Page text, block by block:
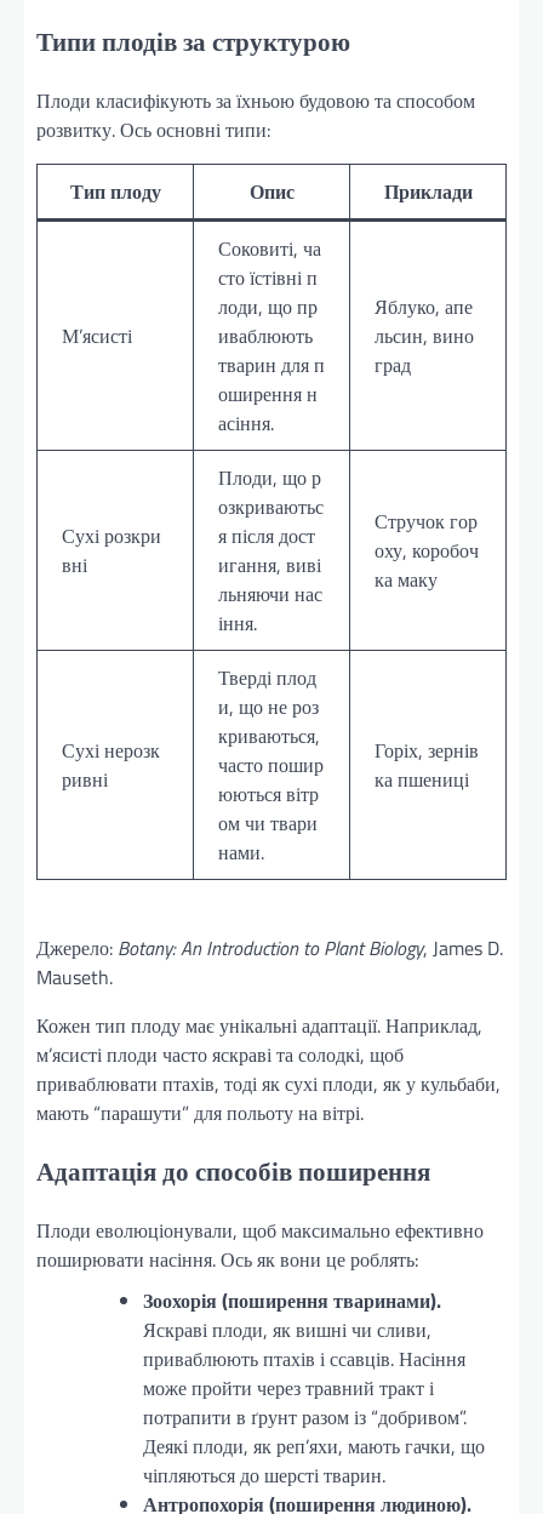
Типи плодів за структурою
Плоди класифікують за їхньою будовою та способом
розвитку. Ось основні типи:
Тип плоду Опис Приклади
М’ясисті
Соковиті, ча
сто їстівні п
лоди, що пр
иваблюють
тварин для п
оширення н
асіння.
Яблуко, апе
льсин, вино
град
Сухі розкри
вні
Плоди, що р
озкриваютьс
я після дост
игання, виві
льняючи нас
іння.
Стручок гор
оху, коробоч
ка маку
Сухі нерозк
ривні
Тверді плод
и, що не роз
криваються,
часто пошир
юються вітр
ом чи твари
нами.
Горіх, зернів
ка пшениці
Джерело: Botany: An Introduction to Plant Biology, James D.
Mauseth.
Кожен тип плоду має унікальні адаптації. Наприклад,
м’ясисті плоди часто яскраві та солодкі, щоб
приваблювати птахів, тоді як сухі плоди, як у кульбаби,
мають “парашути” для польоту на вітрі.
Адаптація до способів поширення
Плоди еволюціонували, щоб максимально ефективно
поширювати насіння. Ось як вони це роблять:
Зоохорія (поширення тваринами).
Яскраві плоди, як вишні чи сливи,
приваблюють птахів і ссавців. Насіння
може пройти через травний тракт і
потрапити в ґрунт разом із “добривом”.
Деякі плоди, як реп’яхи, мають гачки, що
чіпляються до шерсті тварин.
Антропохорія (поширення людиною).